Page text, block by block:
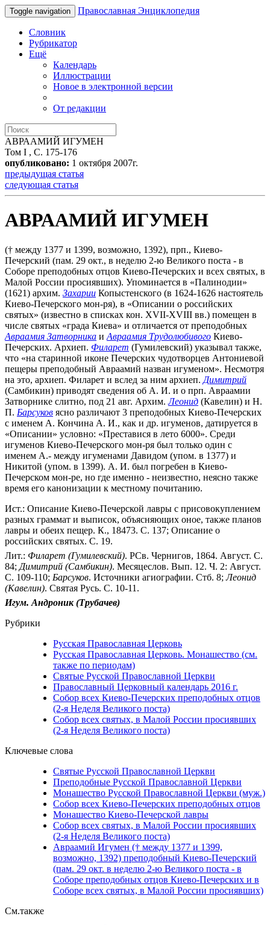
Toggle navigation Православная Энциклопедия
Словник
Рубрикатор
Ещё
Календарь
Иллюстрации
Новое в электронной версии
От редакции
АВРААМИЙ ИГУМЕН
Том I , С. 175-176
опубликовано: 1 октября 2007г.
предыдущая статья
следующая статья
АВРААМИЙ ИГУМЕН
(† между 1377 и 1399, возможно, 1392), прп., Киево-
Печерский (пам. 29 окт., в неделю 2-ю Великого поста - в
Соборе преподобных отцов Киево-Печерских и всех святых, в
Малой России просиявших). Упоминается в «Палинодии»
(1621) архим. Захарии Копыстенского (в 1624-1626 настоятель
Киево-Печерского мон-ря), в «Описании о российских
святых» (известно в списках кон. XVII-XVIII вв.) помещен в
числе святых «града Киева» и отличается от преподобных
Авраамия Затворника и Авраамия Трудолюбивого Киево-
Печерских. Архиеп. Филарет (Гумилевский) указывал также,
что «на старинной иконе Печерских чудотворцев Антониевой
пещеры преподобный Авраамий назван игуменом». Несмотря
на это, архиеп. Филарет и вслед за ним архиеп. Димитрий
(Самбикин) приводят сведения об А. И. и о прп. Авраамии
Затворнике слитно, под 21 авг. Архим.Леонид (Кавелин) и Н.
П. Барсуков ясно различают 3 преподобных Киево-Печерских
с именем А. Кончина А. И., как и др. игуменов, датируется в
«Описании» условно: «Преставися в лето 6000». Среди
игуменов Киево-Печерского мон-ря был только один с
именем А.- между игуменами Давидом (упом. в 1377) и
Никитой (упом. в 1399). А. И. был погребен в Киево-
Печерском мон-ре, но где именно - неизвестно, неясно также
время его канонизации к местному почитанию.
Ист.: Описание Киево-Печерской лавры с присовокуплением
разных граммат и выписок, объясняющих оное, также планов
лавры и обеих пещер. К., 18473. С. 137; Описание о
российских святых. С. 19.
Лит.: Филарет (Гумилевский). РСв. Чернигов, 1864. Август. С.
84; Димитрий (Самбикин). Месяцеслов. Вып. 12. Ч. 2: Август.
С. 109-110; Барсуков. Источники агиографии. Стб. 8;Леонид
(Кавелин). Святая Русь. С. 10-11.
Игум. Андроник (Трубачев)
Рубрики
Русская Православная Церковь
Русская Православная Церковь. Монашество (см.
также по периодам)
Святые Русской Православной Церкви
Православный Церковный календарь 2016 г.
Собор всех Киево-Печерских преподобных отцов
(2-я Неделя Великого поста)
Собор всех святых, в Малой России просиявших
(2-я Неделя Великого поста)
Ключевые слова
Святые Русской Православной Церкви
Преподобные Русской Православной Церкви
Монашество Русской Православной Церкви (муж.)
Собор всех Киево-Печерских преподобных отцов
Монашество Киево-Печерской лавры
Собор всех святых, в Малой России просиявших
(2-я Неделя Великого поста)
Авраамий Игумен († между 1377 и 1399,
возможно, 1392) преподобный Киево-Печерский
(пам. 29 окт. в неделю 2-ю Великого поста - в
Соборе преподобных отцов Киево-Печерских и в
Соборе всех святых, в Малой России просиявших)
См.также